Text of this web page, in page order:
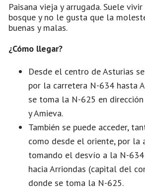
Paisana vieja y arrugada. Suele
bosque y no le gusta que la
buenas y malas.
¿Cómo llegar?
Desde el centro de Asturias
por la carretera N-634 hasta
se toma la N-625 en dirección
y Amieva.
También se puede acceder,
como desde el oriente, por la
tomando el desvío a la N-
hacia Arriondas (capital del
donde se toma la N-625.